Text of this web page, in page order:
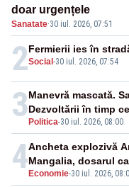
doar urgențele
Sanatate·30 iul. 2026, 07:51
2Social -30 iul. 2026, 07:54
Fermierii ies în
3 Politica-30 iul. 2026, 08:00
Manevră mascată.
Dezvoltării în timp
4 Economie-30 iul. 2026,
Ancheta explozivă
Mangalia, dosarul